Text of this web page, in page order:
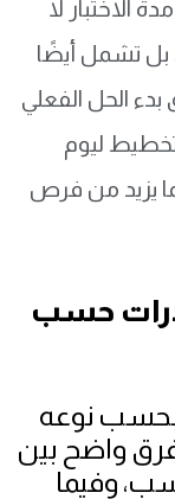
الاختبار لا
بل تشمل أيضًا
بدء الحل الفعلي
ليوم
يزيد من فرص
حسب
بحسب نوعه
واضح بين
وفيما